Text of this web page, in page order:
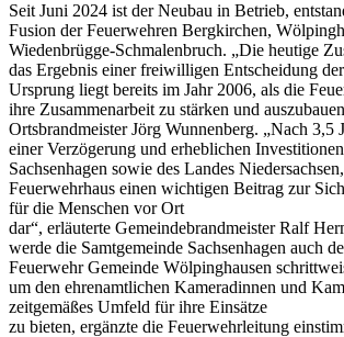
Seit Juni 2024 ist der Neubau in Betrieb,
Fusion der Feuerwehren Bergkirchen,
Wiedenbrügge-Schmalenbruch. „Die heutige
das Ergebnis einer freiwilligen Entscheidung
Ursprung liegt bereits im Jahr 2006, als die
ihre Zusammenarbeit zu stärken und
Ortsbrandmeister Jörg Wunnenberg. „Nach 3,5
einer Verzögerung und erheblichen
Sachsenhagen sowie des Landes
Feuerwehrhaus einen wichtigen Beitrag zur
für die Menschen vor Ort
dar“, erläuterte Gemeindebrandmeister Ralf
werde die Samtgemeinde Sachsenhagen auch
Feuerwehr Gemeinde Wölpinghausen
um den ehrenamtlichen Kameradinnen und
zeitgemäßes Umfeld für ihre Einsätze
zu bieten, ergänzte die Feuerwehrleitung